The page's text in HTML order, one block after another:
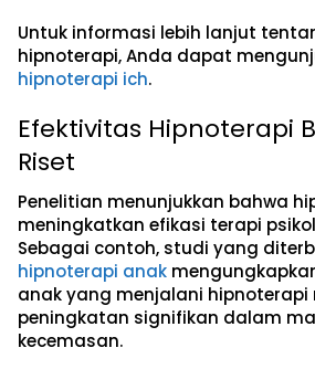
Untuk informasi lebih lanjut
hipnoterapi, Anda dapat
hipnoterapi ich.
Efektivitas Hipnoterapi
Riset
Penelitian menunjukkan bahwa
meningkatkan efikasi terapi
Sebagai contoh, studi yang
hipnoterapi anak
anak yang menjalani hipnoterapi
peningkatan signifikan dalam
kecemasan.